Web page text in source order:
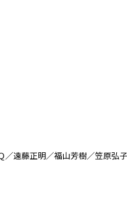
Ｑ／遠藤正明／福山芳樹／笠原